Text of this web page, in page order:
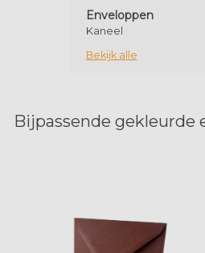
Enveloppen
Kaneel
Bekijk alle
Bijpassende gekleurde